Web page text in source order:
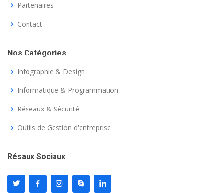
Partenaires
Contact
Nos Catégories
Infographie & Design
Informatique & Programmation
Réseaux & Sécurité
Outils de Gestion d'entreprise
Résaux Sociaux